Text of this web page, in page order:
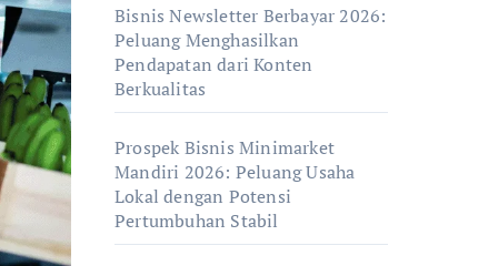
Bisnis Newsletter Berbayar 2026:
Peluang Menghasilkan
Pendapatan dari Konten
Berkualitas
Prospek Bisnis Minimarket
Mandiri 2026: Peluang Usaha
Lokal dengan Potensi
Pertumbuhan Stabil